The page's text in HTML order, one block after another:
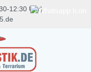
12:30 Uhr)